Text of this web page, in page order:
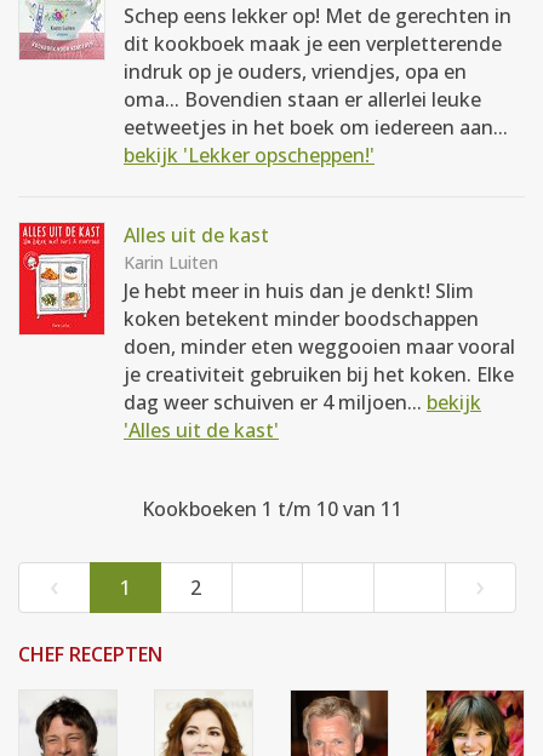
Schep eens lekker op! Met de gerechten in
dit kookboek maak je een verpletterende
indruk op je ouders, vriendjes, opa en
oma... Bovendien staan er allerlei leuke
eetweetjes in het boek om iedereen aan...
bekijk 'Lekker opscheppen!'
Alles uit de kast
Karin Luiten
Je hebt meer in huis dan je denkt! Slim
koken betekent minder boodschappen
doen, minder eten weggooien maar vooral
je creativiteit gebruiken bij het koken. Elke
dag weer schuiven er 4 miljoen... bekijk
'Alles uit de kast'
Kookboeken 1 t/m 10 van 11
‹ 1 2 ›
CHEF RECEPTEN